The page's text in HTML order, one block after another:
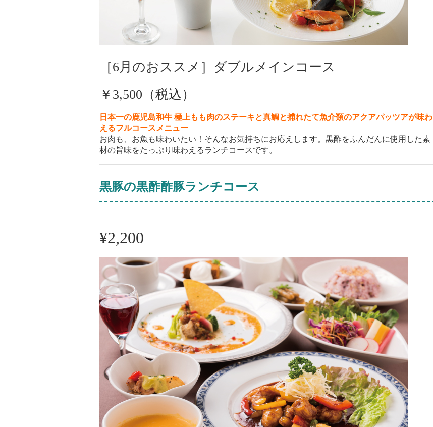
［6月のおススメ］ダブルメインコース
￥3,500（税込）
日本一の鹿児島和牛 極上もも肉のステーキと真鯛と捕れたて魚介類のアクアパッツアが味わ
えるフルコースメニュー
お肉も、お魚も味わいたい！そんなお気持ちにお応えします。黒酢をふんだんに使用した素
材の旨味をたっぷり味わえるランチコースです。
黒豚の黒酢酢豚ランチコース
¥2,200